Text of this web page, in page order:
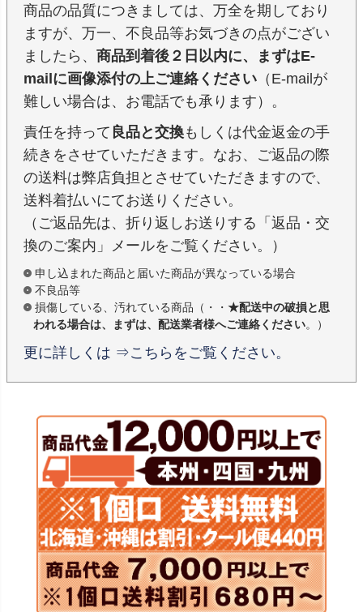
商品の品質につきましては、万全を期しており
ますが、万一、不良品等お気づきの点がござい
ましたら、 商品到着後２日以内に、まずはE-
mailに画像添付の上ご連絡ください （E-mailが
難しい場合は、お電話でも承ります）。
責任を持って 良品と交換もしくは代金返金の手
続きをさせていただきます。なお、ご返品の際
の送料は弊店負担とさせていただきますので、
送料着払いにてお送りください。
（ご返品先は、折り返しお送りする「返品・交
換のご案内」メールをご覧ください。）
申し込まれた商品と届いた商品が異なっている場合
不良品等
損傷している、汚れている商品（・・ ★配送中の破損と思
われる場合は、まずは、配送業者様へご連絡ください。）
更に詳しくは ⇒こちらをご覧ください。